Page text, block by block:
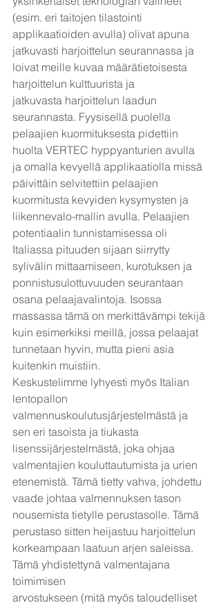
(esim. eri taitojen tilastointi
applikaatioiden avulla) olivat apuna
jatkuvasti harjoittelun seurannassa ja
loivat meille kuvaa määrätietoisesta
harjoittelun kulttuurista ja
jatkuvasta harjoittelun laadun
seurannasta. Fyysisellä puolella
pelaajien kuormituksesta pidettiin
huolta VERTEC hyppyanturien avulla
ja omalla kevyellä applikaatiolla missä
päivittäin selvitettiin pelaajien
kuormitusta kevyiden kysymysten ja
liikennevalo-mallin avulla. Pelaajien
potentiaalin tunnistamisessa oli
Italiassa pituuden sijaan siirrytty
sylivälin mittaamiseen, kurotuksen ja
ponnistusulottuvuuden seurantaan
osana pelaajavalintoja. Isossa
massassa tämä on merkittävämpi tekijä
kuin esimerkiksi meillä, jossa pelaajat
tunnetaan hyvin, mutta pieni asia
kuitenkin muistiin.
Keskustelimme lyhyesti myös Italian
lentopallon
valmennuskoulutusjärjestelmästä ja
sen eri tasoista ja tiukasta
lisenssijärjestelmästä, joka ohjaa
valmentajien kouluttautumista ja urien
etenemistä. Tämä tietty vahva, johdettu
vaade johtaa valmennuksen tason
nousemista tietylle perustasolle. Tämä
perustaso sitten heijastuu harjoittelun
korkeampaan laatuun arjen saleissa.
Tämä yhdistettynä valmentajana
toimimisen
arvostukseen (mitä myös taloudelliset